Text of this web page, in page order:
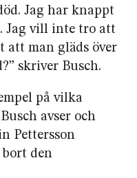
Jag har knappt
Jag vill inte tro att
att man gläds över
skriver Busch.
på vilka
avser och
Pettersson
den